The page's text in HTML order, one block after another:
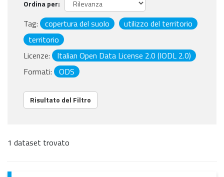
Ordina per
Tag: copertura del suolo
utilizzo del territorio
territorio
Licenze:
Italian Open Data License 2.0 (IODL 2.0)
Formati:
ODS
Risultato del Filtro
1 dataset trovato